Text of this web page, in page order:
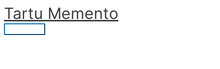
Skip
content
Tartu Memento
Main